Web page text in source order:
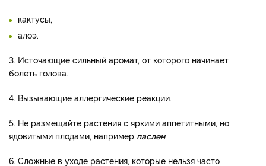
кактусы,
алоэ.
3. Источающие сильный аромат, от которого начинает
болеть голова.
4. Вызывающие аллергические реакции.
5. Не размещайте растения с яркими аппетитными, но
ядовитыми плодами, например паслен.
6. Сложные в уходе растения, которые нельзя часто